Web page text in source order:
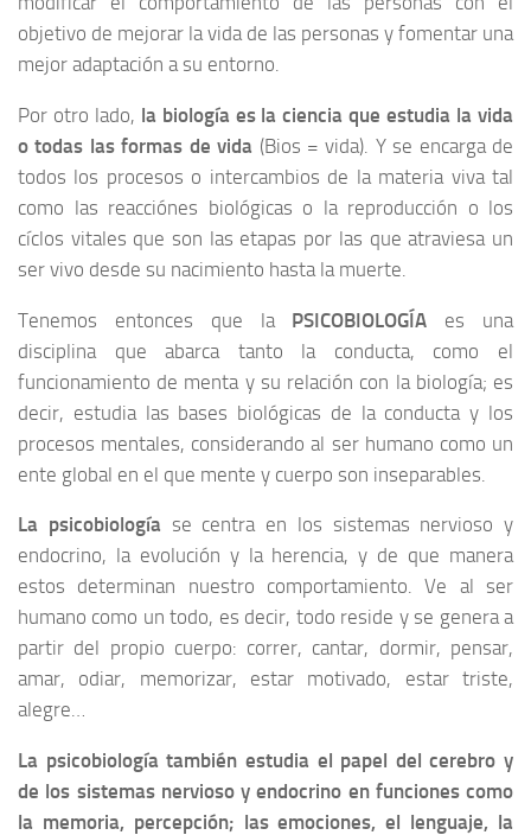
objetivo de mejorar la vida de las personas y fomentar una
mejor adaptación a su entorno.
Por otro lado, la biología es la ciencia que estudia la vida
o todas las formas de vida (Bios = vida). Y se encarga de
todos los procesos o intercambios de la materia viva tal
como las reacciónes biológicas o la reproducción o los
cíclos vitales que son las etapas por las que atraviesa un
ser vivo desde su nacimiento hasta la muerte.
Tenemos entonces que la PSICOBIOLOGÍA es una
disciplina que abarca tanto la conducta, como el
funcionamiento de menta y su relación con la biología; es
decir, estudia las bases biológicas de la conducta y los
procesos mentales, considerando al ser humano como un
ente global en el que mente y cuerpo son inseparables.
La psicobiología se centra en los sistemas nervioso y
endocrino, la evolución y la herencia, y de que manera
estos determinan nuestro comportamiento. Ve al ser
humano como un todo, es decir, todo reside y se genera a
partir del propio cuerpo: correr, cantar, dormir, pensar,
amar, odiar, memorizar, estar motivado, estar triste,
alegre…
La psicobiología también estudia el papel del cerebro y
de los sistemas nervioso y endocrino en funciones como
la memoria, percepción; las emociones, el lenguaje, la